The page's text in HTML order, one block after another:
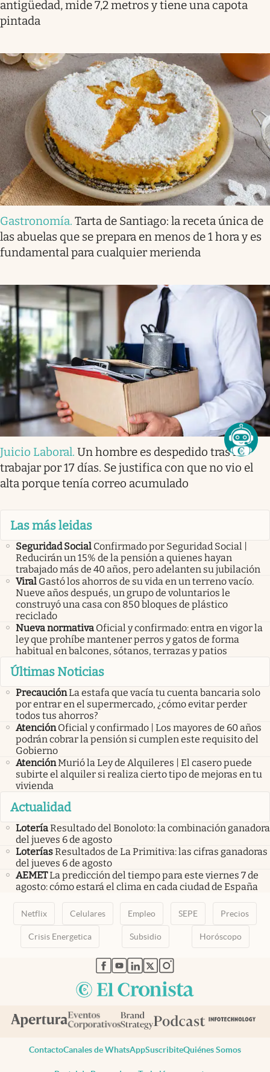
antigüedad, mide 7,2 metros y tiene una capota
pintada
Gastronomía. Tarta de Santiago: la receta única de
las abuelas que se prepara en menos de 1 hora y es
fundamental para cualquier merienda
Juicio Laboral. Un hombre es despedido tras no
trabajar por 17 días. Se justifica con que no vio el
alta porque tenía correo acumulado
Las más leidas
Seguridad Social Confirmado por Seguridad Social |
Reducirán un 15% de la pensión a quienes hayan
trabajado más de 40 años, pero adelanten su jubilación
Viral Gastó los ahorros de su vida en un terreno vacío.
Nueve años después, un grupo de voluntarios le
construyó una casa con 850 bloques de plástico
reciclado
Nueva normativa Oficial y confirmado: entra en vigor la
ley que prohíbe mantener perros y gatos de forma
habitual en balcones, sótanos, terrazas y patios
Últimas Noticias
PrecauciónLa estafa que vacía tu cuenta bancaria solo
por entrar en el supermercado, ¿cómo evitar perder
todos tus ahorros?
Atención Oficial y confirmado | Los mayores de 60 años
podrán cobrar la pensión si cumplen este requisito del
Gobierno
AtenciónMurió la Ley de Alquileres | El casero puede
subirte el alquiler si realiza cierto tipo de mejoras en tu
vivienda
Actualidad
LoteríaResultado del Bonoloto: la combinación ganadora
del jueves 6 de agosto
LoteríasResultados de La Primitiva: las cifras ganadoras
del jueves 6 de agosto
AEMETLa predicción del tiempo para este viernes 7 de
agosto: cómo estará el clima en cada ciudad de España
Netflix Celulares Empleo SEPE Precios
Crisis Energetica Subsidio Horóscopo
abre en nueva pestaña
abre en nueva pestaña
abre en nueva pestaña
abre en nueva pestaña
abre en nueva pestaña
ContactoCanales de WhatsAppSuscribiteQuiénes Somos